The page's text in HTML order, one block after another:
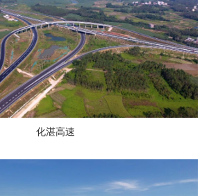
化湛高速